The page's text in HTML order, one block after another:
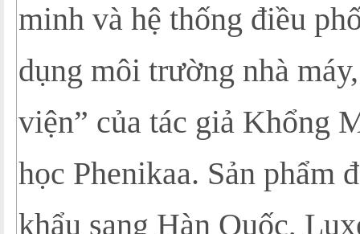
minh và hệ thống điều
dụng môi trường nhà
viện” của tác giả Khổng
học Phenikaa. Sản phẩm
khẩu sang Hàn Quốc,